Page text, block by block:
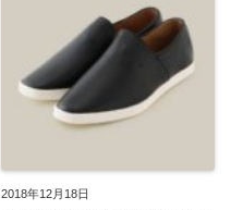
2018年12月18日